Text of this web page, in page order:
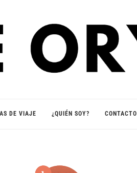
DE VIAJE ¿QUIÉN SOY? CONTACTO